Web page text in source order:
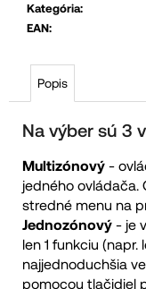
Kategória:
EAN:
Popis
Na výber sú 3
Multizónový -
jedného ovládača.
stredné menu na
Jednozónový - je
len 1 funkciu (napr.
najjednoduchšia
pomocou tlačidiel